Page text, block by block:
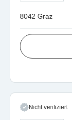
8042 Graz
Nicht verifiziert